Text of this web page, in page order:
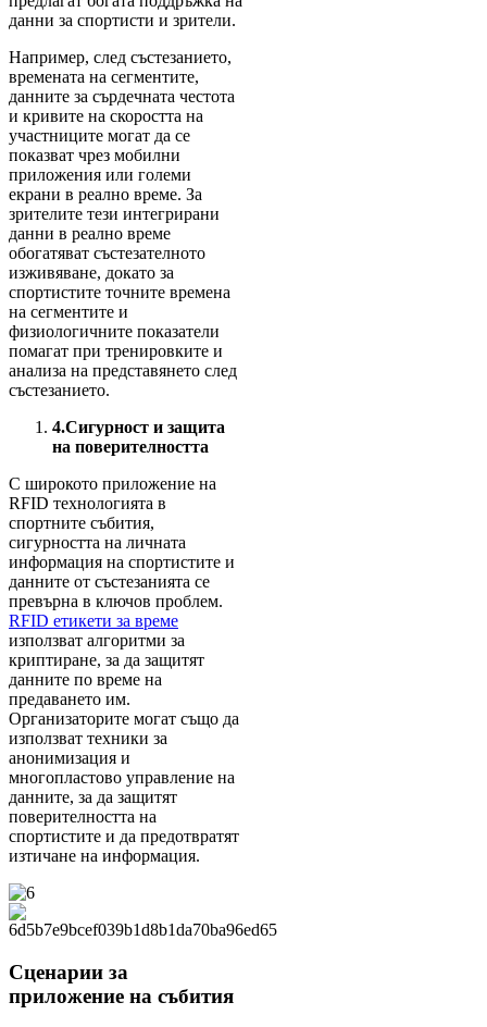
данни за спортисти и зрители.
Например, след състезанието,
времената на сегментите,
данните за сърдечната честота
и кривите на скоростта на
участниците могат да се
показват чрез мобилни
приложения или големи
екрани в реално време. За
зрителите тези интегрирани
данни в реално време
обогатяват състезателното
изживяване, докато за
спортистите точните времена
на сегментите и
физиологичните показатели
помагат при тренировките и
анализа на представянето след
състезанието.
4.Сигурност и защита
на поверителността
С широкото приложение на
RFID технологията в
спортните събития,
сигурността на личната
информация на спортистите и
данните от състезанията се
превърна в ключов проблем.
RFID етикети за време
използват алгоритми за
криптиране, за да защитят
данните по време на
предаването им.
Организаторите могат също да
използват техники за
анонимизация и
многопластово управление на
данните, за да защитят
поверителността на
спортистите и да предотвратят
изтичане на информация.
Сценарии за
приложение на събития